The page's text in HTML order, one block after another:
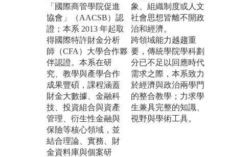
「國際商管學院促進
協會」（AACSB）認
證；本系 2013 年起取
得國際特許財金分析
師（CFA）大學合作夥
伴認證。本系在研
究、教學與產學合作
成果豐碩，課程涵蓋
財金大數據、金融科
技、投資組合與資產
管理、衍生性金融與
保險等核心領域，並
結合理論、實務、財
金資料庫與個案研
象、組織制度或人文
社會思想皆離不開政
治和經濟。
跨領域能力越趨重
要，傳統學院學科劃
分已不足以回應時代
需求之際，本系致力
於經濟與政治兩學門
的整合教學；力求學
生兼具完整的知識、
視野與學術工具。